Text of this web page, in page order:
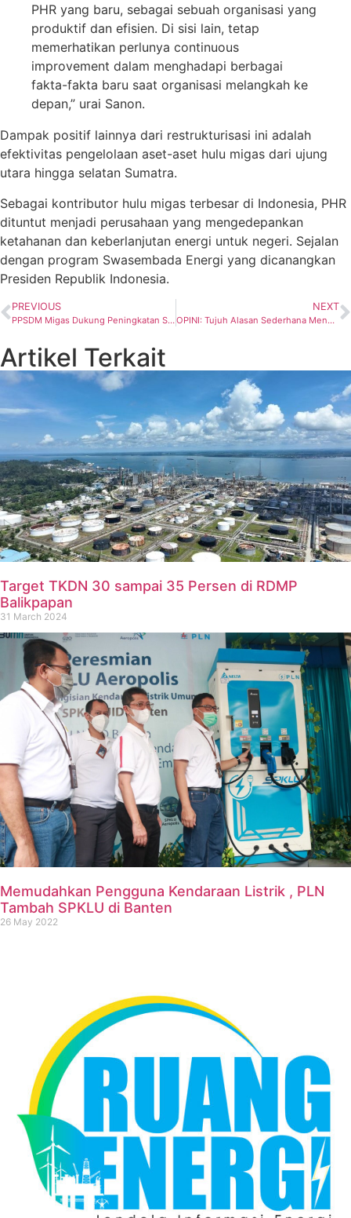
PHR yang baru, sebagai sebuah organisasi yang
produktif dan efisien. Di sisi lain, tetap
memerhatikan perlunya continuous
improvement dalam menghadapi berbagai
fakta-fakta baru saat organisasi melangkah ke
depan,” urai Sanon.
Dampak positif lainnya dari restrukturisasi ini adalah
efektivitas pengelolaan aset-aset hulu migas dari ujung
utara hingga selatan Sumatra.
Sebagai kontributor hulu migas terbesar di Indonesia, PHR
dituntut menjadi perusahaan yang mengedepankan
ketahanan dan keberlanjutan energi untuk negeri. Sejalan
dengan program Swasembada Energi yang dicanangkan
Presiden Republik Indonesia.
PREVIOUS
PPSDM Migas Dukung Peningkatan SDM Tanjung Jabung di Sektor Migas
NEXT
OPINI: Tujuh Alasan Sederhana Mengapa Kita Memerlukan Energi Alternatif/ Energi Baru Energi Terbarukan
Artikel Terkait
Target TKDN 30 sampai 35 Persen di RDMP
Balikpapan
31 March 2024
Memudahkan Pengguna Kendaraan Listrik , PLN
Tambah SPKLU di Banten
26 May 2022